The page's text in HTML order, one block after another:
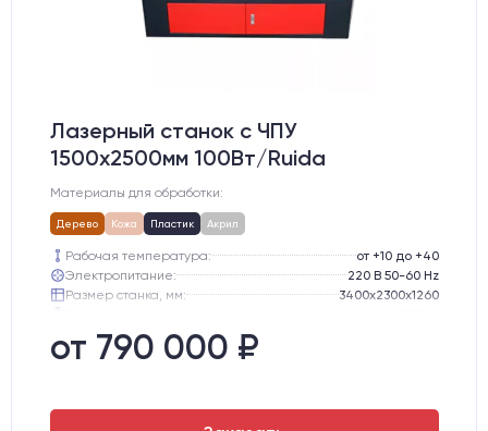
Лазерный станок c ЧПУ
1500х2500мм 100Вт/Ruida
Материалы для обработки:
Дерево Кожа Пластик Акрил
Рабочая температура:
от +10 до +40
Электропитание:
220 В 50-60 Hz
Размер станка, мм:
3400х2300х1260
Направляющие оси Y:
Направляющие оси Х:
от 790 000 ₽